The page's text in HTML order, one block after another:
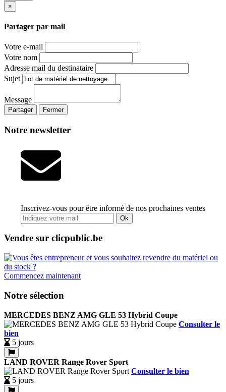
×
Partager par mail
Votre e-mail
Votre nom
Adresse mail du destinataire
Sujet
Message
Partager Fermer
Notre newsletter
Inscrivez-vous pour être informé de nos prochaines ventes
Ok
Vendre sur clicpublic.be
Commencez maintenant
Notre sélection
MERCEDES BENZ AMG GLE 53 Hybrid Coupe
Consulter le
bien
5 jours
LAND ROVER Range Rover Sport
Consulter le bien
5 jours